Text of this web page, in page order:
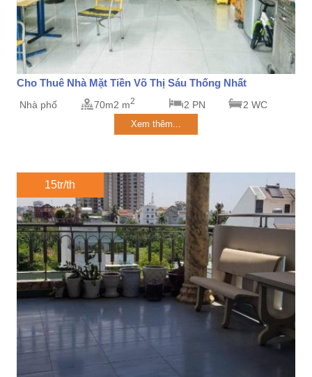
Cho Thuê Nhà Mặt Tiền Võ Thị Sáu Thống Nhất
Nhà phố 70m2 m2 2 PN 2 WC
Xem thêm...
15tr/th